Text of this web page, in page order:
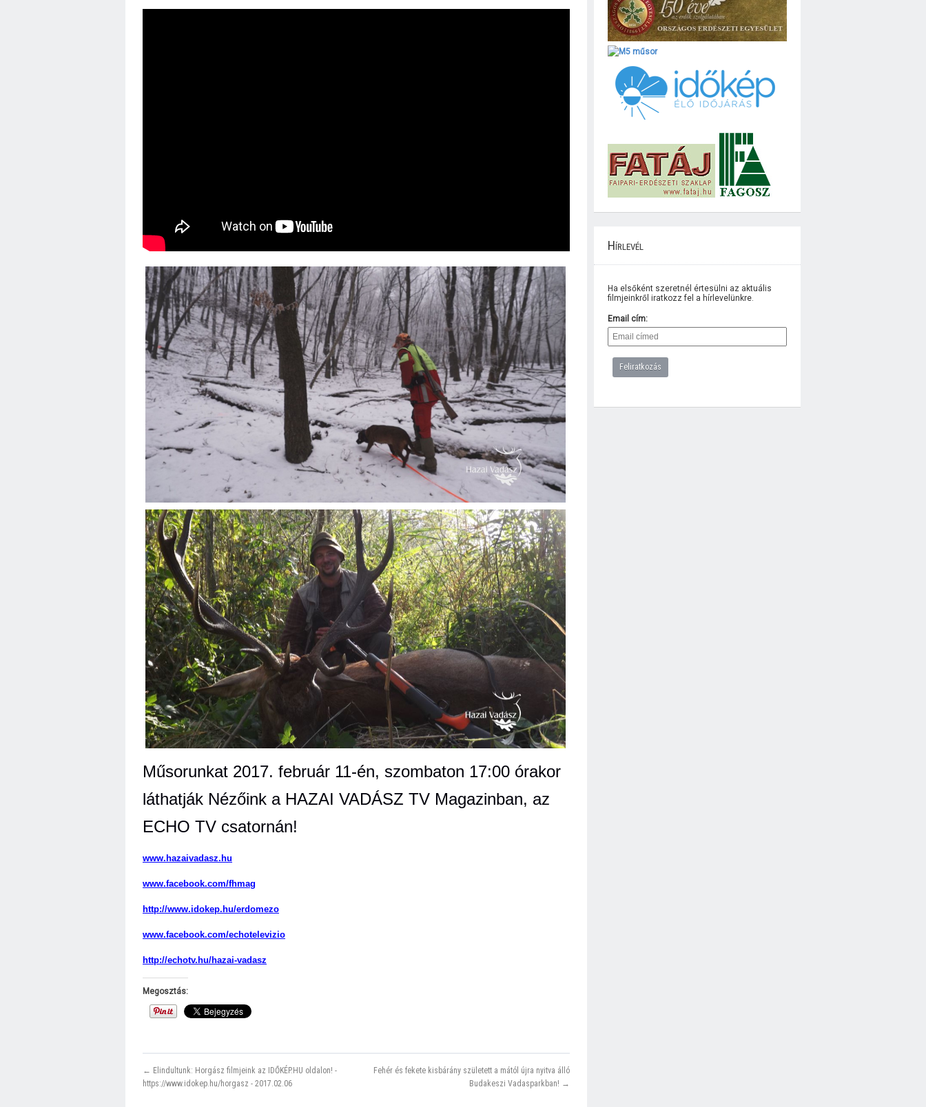
Műsorunkat 2017. február 11-én, szombaton 17:00 órakor
láthatják Nézőink a HAZAI VADÁSZ TV Magazinban, az
ECHO TV csatornán!
www.hazaivadasz.hu
www.facebook.com/fhmag
http://www.idokep.hu/erdomezo
www.facebook.com/echotelevizio
http://echotv.hu/hazai-vadasz
Megosztás:
← Elindultunk: Horgász filmjeink az IDŐKÉP.HU oldalon! -
https://www.idokep.hu/horgasz - 2017.02.06
Fehér és fekete kisbárány született a mától újra nyitva álló
Budakeszi Vadasparkban! →
Hírlevél
Ha elsőként szeretnél értesülni az aktuális
filmjeinkről iratkozz fel a hírlevelünkre.
Email cím: